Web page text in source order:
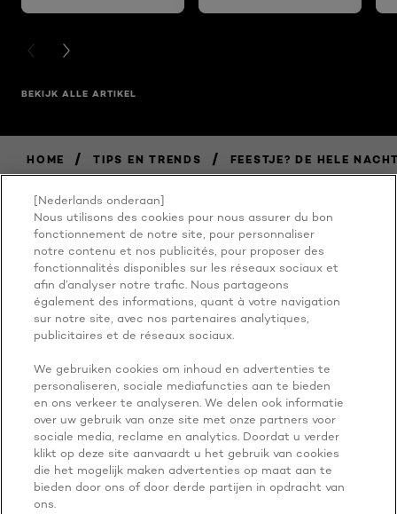
PREVIOUS CARD
NEXT CARD
BEKIJK ALLE ARTIKEL
HOME / TIPS EN TRENDS / FEESTJE? DE HELE
BECAUSE
YOU'RE
WORTH IT
NOG MEER ONTDEKKEN
ADDRESS
[Nederlands onderaan]
Nous utilisons des cookies pour nous assurer du bon
fonctionnement de notre site, pour personnaliser
notre contenu et nos publicités, pour proposer des
fonctionnalités disponibles sur les réseaux sociaux et
afin d’analyser notre trafic. Nous partageons
également des informations, quant à votre navigation
sur notre site, avec nos partenaires analytiques,
publicitaires et de réseaux sociaux.
We gebruiken cookies om inhoud en advertenties te
personaliseren, sociale mediafuncties aan te bieden
en ons verkeer te analyseren. We delen ook informatie
over uw gebruik van onze site met onze partners voor
sociale media, reclame en analytics. Doordat u verder
klikt op deze site aanvaardt u het gebruik van cookies
die het mogelijk maken advertenties op maat aan te
bieden door ons of door derde partijen in opdracht van
ons.